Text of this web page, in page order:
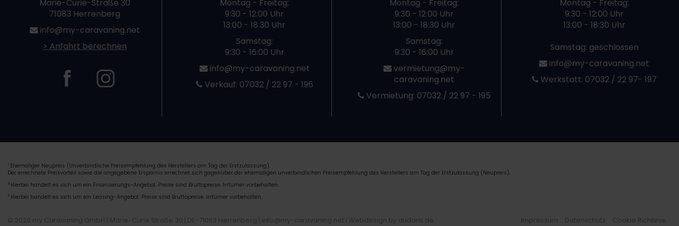
Marie-Curie-Straße 30
71083 Herrenberg
info@my-caravaning.net
> Anfahrt berechnen
Montag - Freitag:
9:30 - 12:00 Uhr
13:00 - 18:30 Uhr
Samstag:
9:30 - 16:00 Uhr
info@my-caravaning.net
Verkauf: 07032 / 22 97 - 196
Montag - Freitag:
9:30 - 12:00 Uhr
13:00 - 18:30 Uhr
Samstag:
9:30 - 16:00 Uhr
vermietung@my-
caravaning.net
Vermietung: 07032 / 22 97 - 195
Montag - Freitag:
9:30 - 12:00 Uhr
13:00 - 18:30 Uhr
Samstag: geschlossen
info@my-caravaning.net
Werkstatt: 07032 / 22 97- 197
1 Ehemaliger Neupreis (Unverbindliche Preisempfehlung des Herstellers am Tag der Erstzulassung).
Der errechnete Preisvorteil sowie die angegebene Ersparnis errechnet sich gegenüber der ehemaligen unverbindlichen Preisempfehlung des Herstellers am Tag der Erstzulassung (Neupreis).
2 Hierbei handelt es sich um ein Finanzierungs-Angebot. Preise sind Bruttopreise. Irrtümer vorbehalten.
3 Hierbei handelt es sich um ein Leasing-Angebot. Preise sind Bruttopreise. Irrtümer vorbehalten.
© 2026 my Caravaning GmbH | Marie-Curie Straße 30 | DE-71083 Herrenberg | info@my-caravaning.net | Webdesign by audaris.de Impressum Datenschutz
Cookie Richtlinie